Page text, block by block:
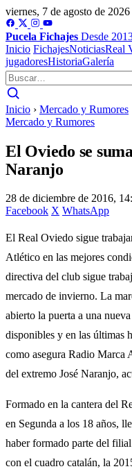
viernes, 7 de agosto de 2026
Pucela Fichajes Desde
Inicio FichajesNoticiasReal
jugadoresHistoriaGalería
Inicio › Mercado y Rumores
Mercado y Rumores
El Oviedo se
Naranjo
28 de diciembre de 2016,
Facebook X WhatsApp
El Real Oviedo sigue
Atlético en las mejores
directiva del club sigue
mercado de invierno. La
abierto la puerta a una
disponibles y en las últimas
como asegura Radio Marca
del extremo José Naranjo,
Formado en la cantera del
en Segunda a los 18 años,
haber formado parte del
con el cuadro catalán, la